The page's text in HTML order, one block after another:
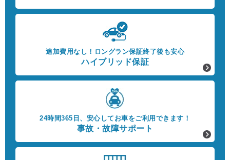
追加費用なし！ ロングラン保証終了後も安心
ハイブリッド保証
24時間365日、 安心してお車をご利用できます！
事故・故障サポート